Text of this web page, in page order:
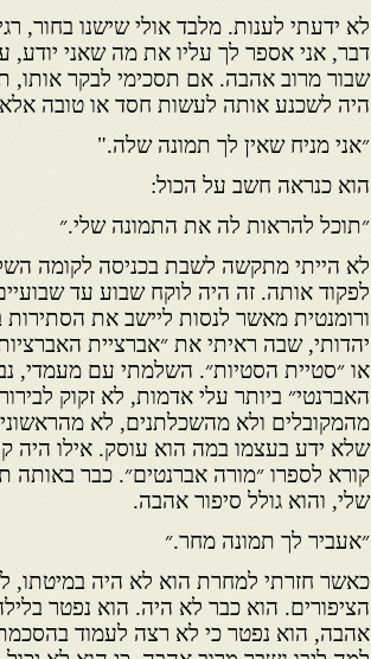
לא ידעתי לענות. מלבד אולי שישנו בחור,
דבר, אני אספר לך עליו את מה שאני
שבור מרוב אהבה. אם תסכימי לבקר אותו,
היה לשכנע אותה לעשות חסד או טובה
״אני מניח שאין לך תמונה שלה."
הוא כנראה חשב על הכול:
״תוכל להראות לה את התמונה שלי.״
לא הייתי מתקשה לשבת בכניסה לקומה
לפקוד אותה. זה היה לוקח שבוע עד
ורומנטית מאשר לנסות ליישב את
יהדותי, שבה ראיתי את ״אברציית
או ״סטיית הסטיות״. השלמתי עם מעמדי,
האברנטי״ ביותר עלי אדמות, לא זקוק
מהמקובלים ולא מהשכלתנים, לא
שלא ידע בעצמו במה הוא עוסק. אילו היה
קורא לספרו ״מורה אברנטים״. כבר
שלי, והוא גולל סיפור אהבה.
״אעביר לך תמונה מחר.״
כאשר חזרתי למחרת הוא לא היה במיטתו,
הציפורים. הוא כבר לא היה. הוא נפטר
אהבה, הוא נפטר כי לא רצה לעמוד